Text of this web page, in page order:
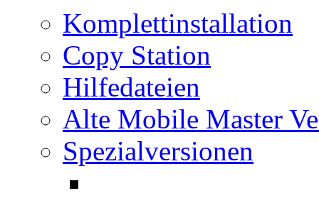
Komplettinstallation
Copy Station
Hilfedateien
Alte Mobile Master
Spezialversionen